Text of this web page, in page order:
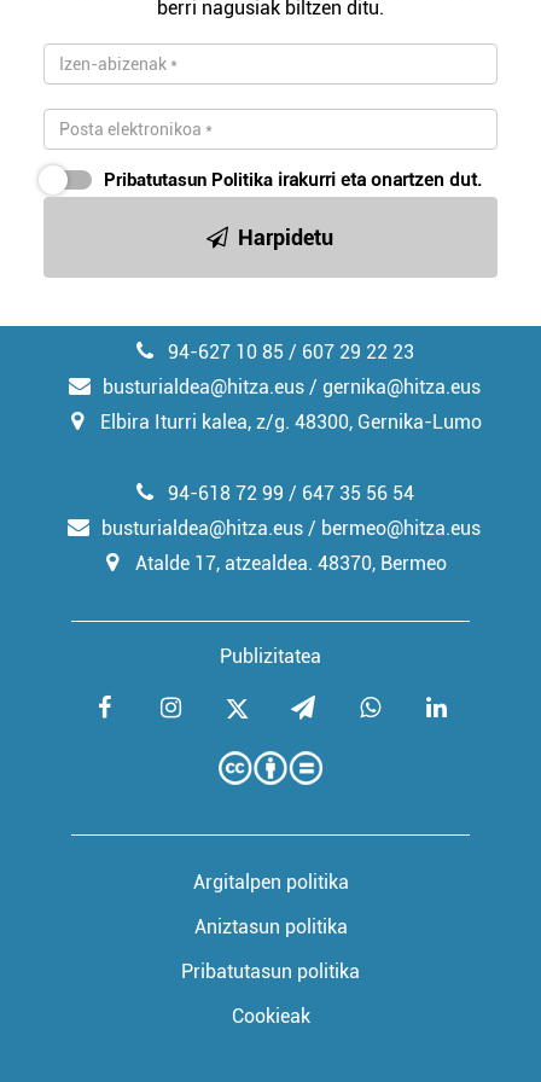
berri nagusiak biltzen ditu.
Pribatutasun Politika irakurri eta onartzen dut.
Harpidetu
94-627 10 85 / 607 29 22 23
busturialdea@hitza.eus / gernika@hitza.eus
Elbira Iturri kalea, z/g. 48300, Gernika-Lumo
Publizitatea
94-618 72 99 / 647 35 56 54
busturialdea@hitza.eus / bermeo@hitza.eus
Atalde 17, atzealdea. 48370, Bermeo
Argitalpen politika
Aniztasun politika
Pribatutasun politika
Cookieak